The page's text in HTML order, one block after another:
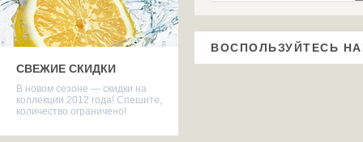
СВЕЖИЕ СКИДКИ
В новом сезоне — скидки на
коллекции 2012 года! Спешите,
количество ограничено!
ВОСПОЛЬЗУЙТЕСЬ